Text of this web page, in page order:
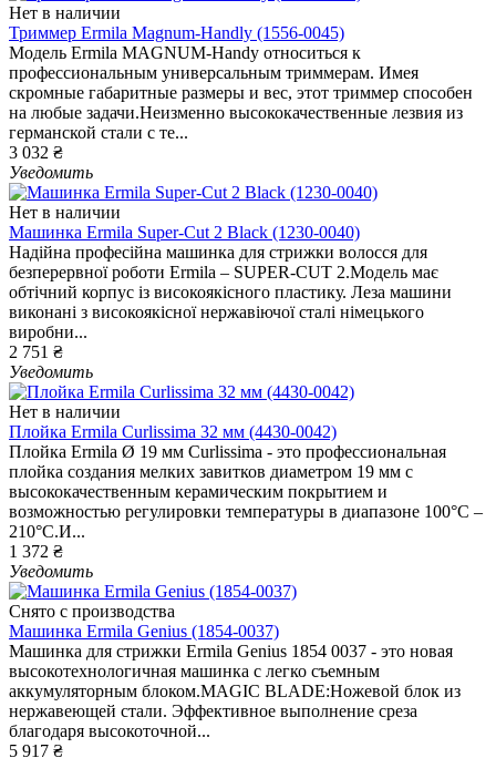
Нет в наличии
Триммер Ermila Magnum-Handly (1556-0045)
Модель Ermila MAGNUM-Handy относиться к
профессиональным универсальным триммерам. Имея
скромные габаритные размеры и вес, этот триммер способен
на любые задачи.Неизменно высококачественные лезвия из
германской стали с те...
3 032 ₴
Уведомить
Нет в наличии
Машинка Ermila Super-Cut 2 Black (1230-0040)
Надійна професійна машинка для стрижки волосся для
безперервної роботи Ermila – SUPER-CUT 2.Модель має
обтічний корпус із високоякісного пластику. Леза машини
виконані з високоякісної нержавіючої сталі німецького
виробни...
2 751 ₴
Уведомить
Нет в наличии
Плойка Ermila Curlissima 32 мм (4430-0042)
Плойка Ermila Ø 19 мм Curlissima - это профессиональная
плойка создания мелких завитков диаметром 19 мм с
высококачественным керамическим покрытием и
возможностью регулировки температуры в диапазоне 100°C –
210°C.И...
1 372 ₴
Уведомить
Снято с производства
Машинка Ermila Genius (1854-0037)
Машинка для стрижки Ermila Genius 1854 0037 - это новая
высокотехнологичная машинка с легко съемным
аккумуляторным блоком.MAGIC BLADE:Ножевой блок из
нержавеющей стали. Эффективное выполнение среза
благодаря высокоточной...
5 917 ₴